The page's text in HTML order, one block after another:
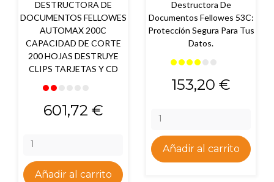
DESTRUCTORA DE
DOCUMENTOS FELLOWES
AUTOMAX 200C
CAPACIDAD DE CORTE
200 HOJAS DESTRUYE
CLIPS TARJETAS Y CD
Precio
601,72 €
Añadir al carrito
Destructora De
Documentos Fellowes 53C:
Protección Segura Para Tus
Datos.
Precio
153,20 €
Añadir al carrito